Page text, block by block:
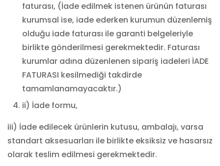
faturası, (İade edilmek istenen ürünün faturası
kurumsal ise, iade ederken kurumun düzenlemiş
olduğu iade faturası ile garanti belgeleriyle
birlikte gönderilmesi gerekmektedir. Faturası
kurumlar adına düzenlenen sipariş iadeleri İADE
FATURASI kesilmediği takdirde
tamamlanamayacaktır.)
ii) İade formu,
iii) İade edilecek ürünlerin kutusu, ambalajı, varsa
standart aksesuarları ile birlikte eksiksiz ve hasarsız
olarak teslim edilmesi gerekmektedir.